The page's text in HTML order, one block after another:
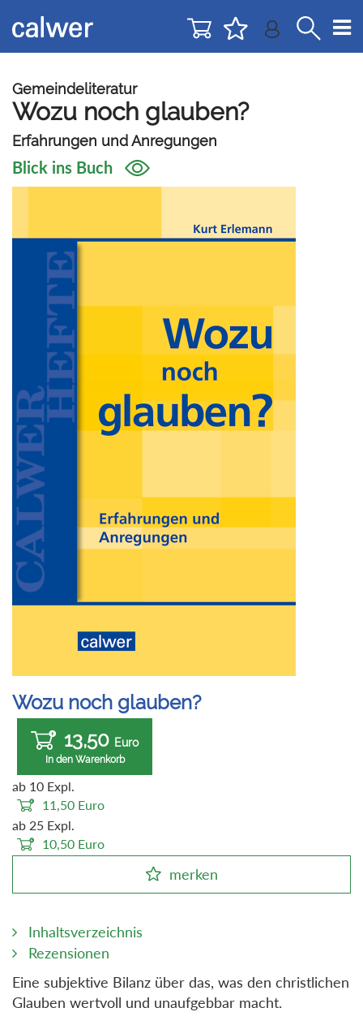
zur
Navigation
zum
Inhalt
Gemeindeliteratur
Wozu noch glauben?
Erfahrungen und Anregungen
Blick ins Buch
Wozu noch glauben?
13,50 Euro
In den Warenkorb
ab 10 Expl.
11,50 Euro
ab 25 Expl.
10,50 Euro
merken
Inhaltsverzeichnis
Rezensionen
Eine subjektive Bilanz über das, was den christlichen
Glauben wertvoll und unaufgebbar macht.